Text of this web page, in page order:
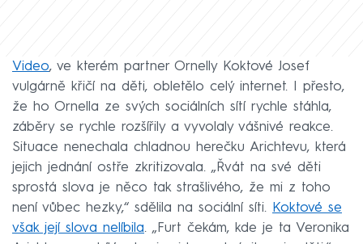
Video, ve kterém partner Ornelly Koktové Josef
vulgárně křičí na děti, obletělo celý internet. I přesto,
že ho Ornella ze svých sociálních sítí rychle stáhla,
záběry se rychle rozšířily a vyvolaly vášnivé reakce.
Situace nenechala chladnou herečku Arichtevu, která
jejich jednání ostře zkritizovala. „Řvát na své děti
sprostá slova je něco tak strašlivého, že mi z toho
není vůbec hezky,“ sdělila na sociální síti. Koktové se
však její slova nelíbila. „Furt čekám, kde je ta Veronika